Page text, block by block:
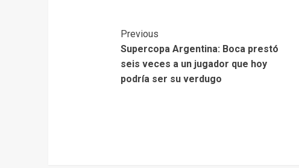
Previous
Supercopa Argentina: Boca prestó
seis veces a un jugador que hoy
podría ser su verdugo